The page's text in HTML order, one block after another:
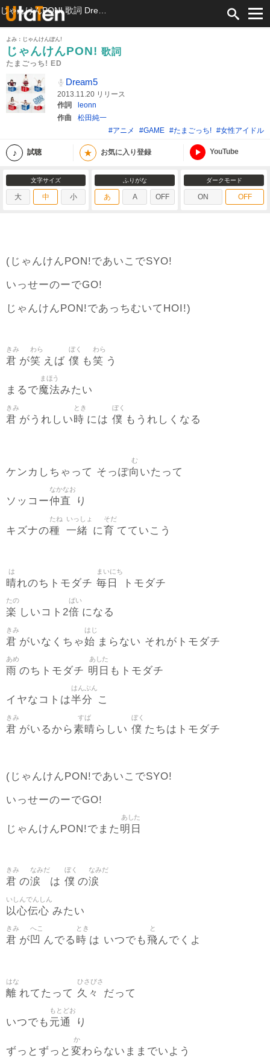
よみ：じゃんけんぽん!
じゃんけんPON! 歌詞
たまごっち! ED
Dream5
2013.11.20 リリース
作詞
leonn
作曲
松田純一
#アニメ
#GAME #たまごっち! #女性アイドル
試聴 ★ お気に入り登録 YouTube
文字サイズ
大 中 小
ふりがな
あ A OFF
ダークモード
ON OFF
(じゃんけんPON!であいこでSYO!
いっせーのーでGO!
じゃんけんPON!であっちむいてHOI!)
君
きみ
が笑
わら
えば 僕
ぼく
も笑
わら
う
まるで魔法
まほう
みたい
君
きみ
がうれしい時
とき
には 僕
ぼく
もうれしくなる
ケンカしちゃって そっぽ向
む
いたって
ソッコー仲直
なかなお
り
キズナの種
たね
一緒
いっしょ
に育
そだ
てていこう
晴
は
れのちトモダチ 毎日
まいにち
トモダチ
楽
たの
しいコト2倍
ばい
になる
君
きみ
がいなくちゃ始
はじ
まらない それがトモダチ
雨
あめ
のちトモダチ 明日
あした
もトモダチ
イヤなコトは半分
はんぶん
こ
君
きみ
がいるから素晴
すば
らしい 僕
ぼく
たちはトモダチ
(じゃんけんPON!であいこでSYO!
いっせーのーでGO!
じゃんけんPON!でまた 明日
あした
君
きみ
の涙
なみだ
は 僕
ぼく
の涙
なみだ
以心伝心
いしんでんしん
みたい
君
きみ
が凹
へこ
んでる 時
とき
は いつでも飛
と
んでくよ
離
はな
れてたって 久々
ひさびさ
だって
いつでも 元通
もとどお
り
ずっとずっと 変
か
わらないままでいよう